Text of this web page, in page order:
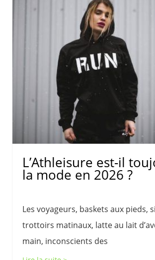
L’Athleisure est-il
la mode en 2026 ?
Les voyageurs, baskets aux pieds,
trottoirs matinaux, latte au lait
main, inconscients des